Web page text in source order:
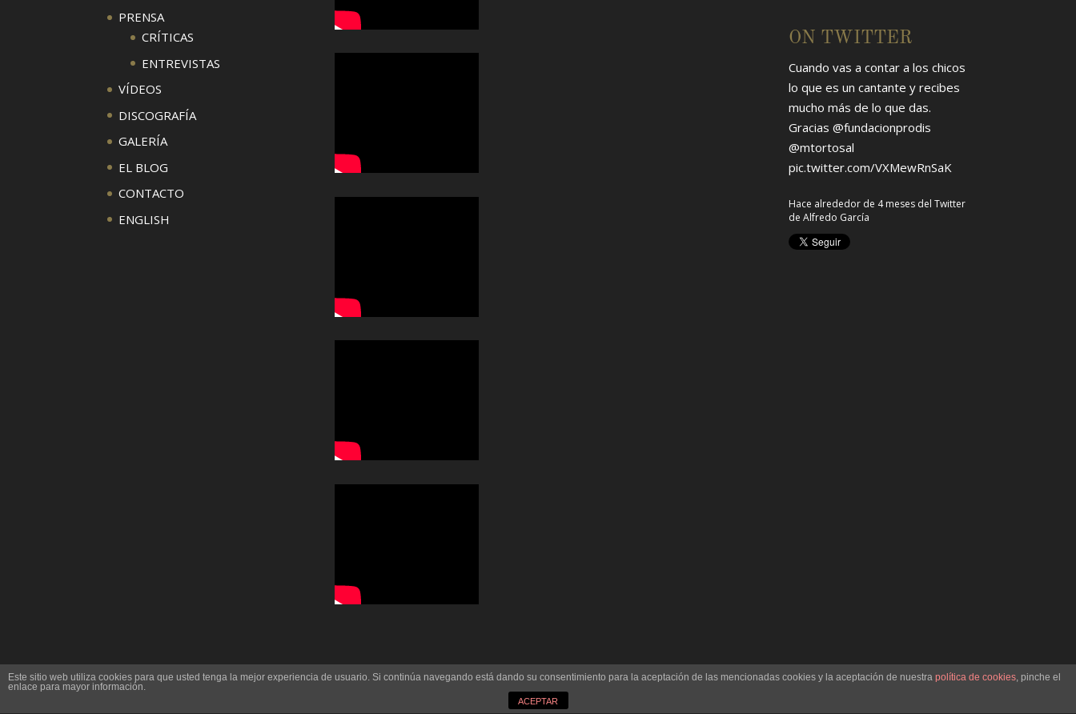
PRENSA
CRÍTICAS
ENTREVISTAS
VÍDEOS
DISCOGRAFÍA
GALERÍA
EL BLOG
CONTACTO
ENGLISH
ON TWITTER
Cuando vas a contar a los chicos
lo que es un cantante y recibes
mucho más de lo que das.
Gracias@fundacionprodis
@mtortosal
pic.twitter.com/VXMewRnSaK
Hace alrededor de 4 meses del Twitter
deAlfredo García
Este sitio web utiliza cookies para que usted tenga la mejor experiencia de usuario. Si continúa navegando está dando su consentimiento para la aceptación de las mencionadas cookies y la aceptación de nuestra política de cookies, pinche el
enlace para mayor información.
ACEPTAR